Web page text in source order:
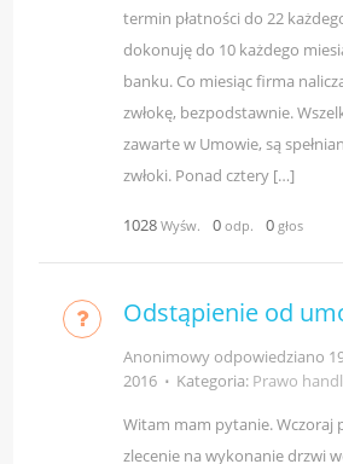
termin płatności do 22
dokonuję do 10 każdego
banku. Co miesiąc firma
zwłokę, bezpodstawnie.
zawarte w Umowie, są
zwłoki. Ponad cztery […]
1028Wyśw. 0odp. 0głos
Odstąpienie od
Anonimowy odpowiedziano
2016 ⋅ Kategoria: Prawo
Witam mam pytanie. Wczoraj
zlecenie na wykonanie drzwi